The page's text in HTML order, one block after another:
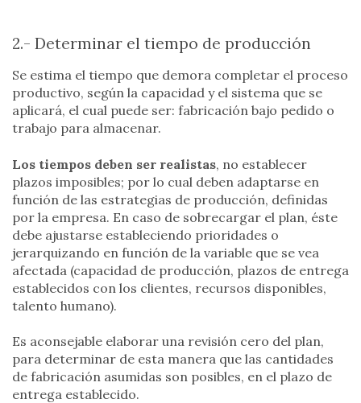
2.- Determinar el tiempo de producción
Se estima el tiempo que demora completar el proceso
productivo, según la capacidad y el sistema que se
aplicará, el cual puede ser: fabricación bajo pedido o
trabajo para almacenar.
Los tiempos deben ser realistas, no establecer
plazos imposibles; por lo cual deben adaptarse en
función de las estrategias de producción, definidas
por la empresa. En caso de sobrecargar el plan, éste
debe ajustarse estableciendo prioridades o
jerarquizando en función de la variable que se vea
afectada (capacidad de producción, plazos de entrega
establecidos con los clientes, recursos disponibles,
talento humano).
Es aconsejable elaborar una revisión cero del plan,
para determinar de esta manera que las cantidades
de fabricación asumidas son posibles, en el plazo de
entrega establecido.